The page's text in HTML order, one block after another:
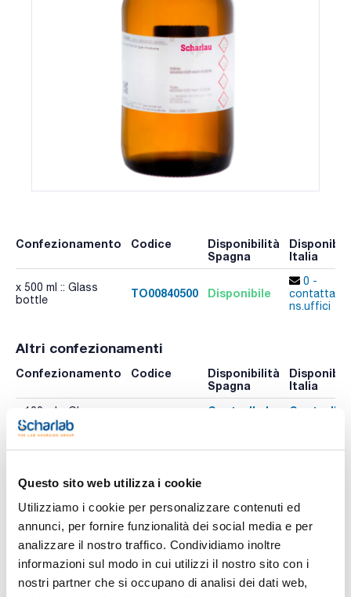
Questo sito web utilizza i cookie
Utilizziamo i cookie per personalizzare contenuti ed
annunci, per fornire funzionalità dei social media e per
analizzare il nostro traffico. Condividiamo inoltre
informazioni sul modo in cui utilizzi il nostro sito con i
nostri partner che si occupano di analisi dei dati web,
Confezionamento Codice
Disponibilità
Spagna
Italia
x 500 ml :: Glass
bottle
TO00840500 Disponibile
0 -
contatta i
ns.uffici
Altri confezionamenti
Confezionamento Codice
Disponibilità
Spagna
Italia
x 100 ml :: Glass
bottle
Controlla le
Controlla
Controlla le
Controlla